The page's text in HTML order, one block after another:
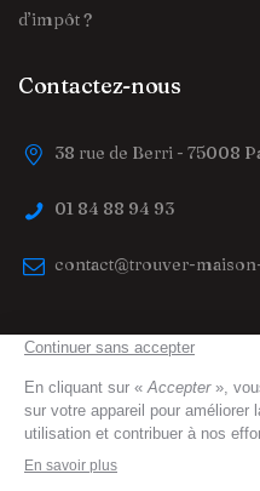
d’impôt ?
Contactez-nous
38 rue de Berri - 75008
01 84 88 94 93
contact@trouver-
trouver-maison-de-